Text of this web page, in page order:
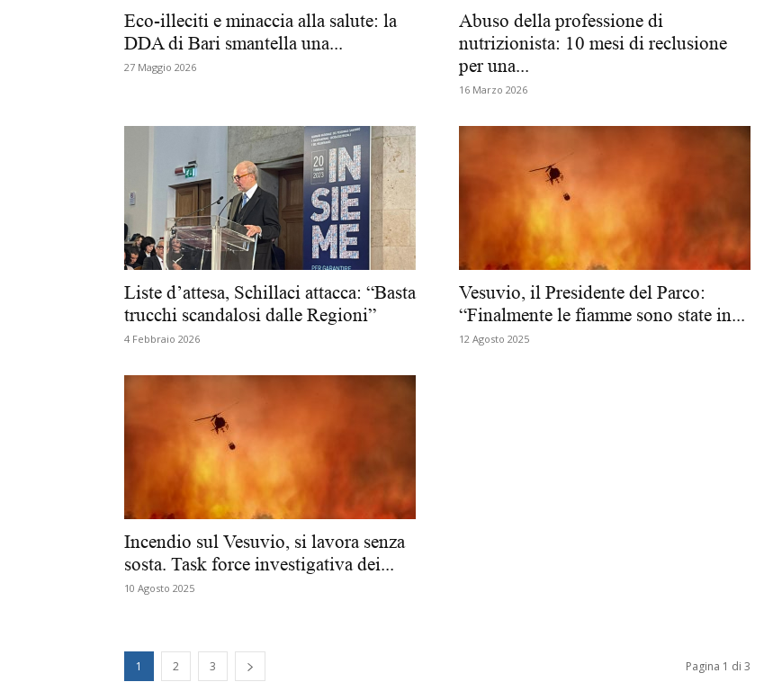
Biologi
Eco-illeciti e minaccia alla salute: la
DDA di Bari smantella una...
27 Maggio 2026
Abuso della professione di
nutrizionista: 10 mesi di reclusione
per una...
16 Marzo 2026
Liste d’attesa, Schillaci attacca: “Basta
trucchi scandalosi dalle Regioni”
4 Febbraio 2026
Vesuvio, il Presidente del Parco:
“Finalmente le fiamme sono state in...
12 Agosto 2025
Incendio sul Vesuvio, si lavora senza
sosta. Task force investigativa dei...
10 Agosto 2025
1 2 3 Pagina 1 di 3